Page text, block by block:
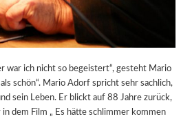
war ich nicht so begeistert“, gesteht Mario
schön“. Mario Adorf spricht sehr sachlich,
sein Leben. Er blickt auf 88 Jahre zurück,
dem Film „ Es hätte schlimmer kommen